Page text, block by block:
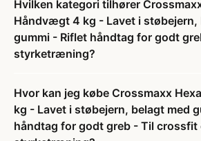
Hvilken kategori tilhører
Håndvægt 4 kg - Lavet i støbejern,
gummi - Riflet håndtag for godt
styrketræning?
Hvor kan jeg købe Crossmaxx
kg - Lavet i støbejern, belagt med
håndtag for godt greb - Til crossfit